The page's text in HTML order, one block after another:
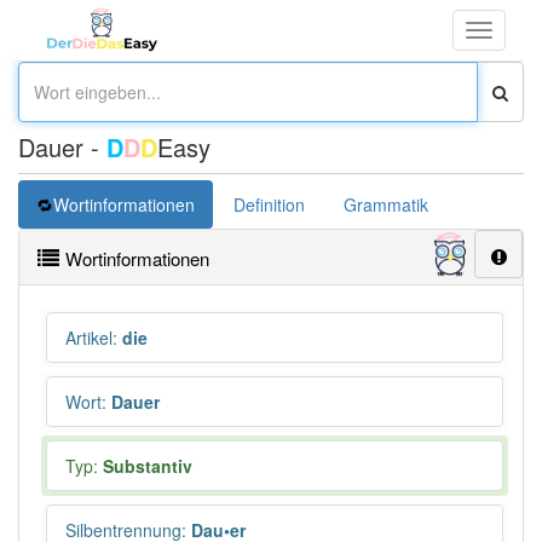
Toggle
Dauer - DDDEasy
Wortinformationen Definition Grammatik
Wortinformationen
Artikel: die
Wort: Dauer
Typ: Substantiv
Silbentrennung: Dau•er